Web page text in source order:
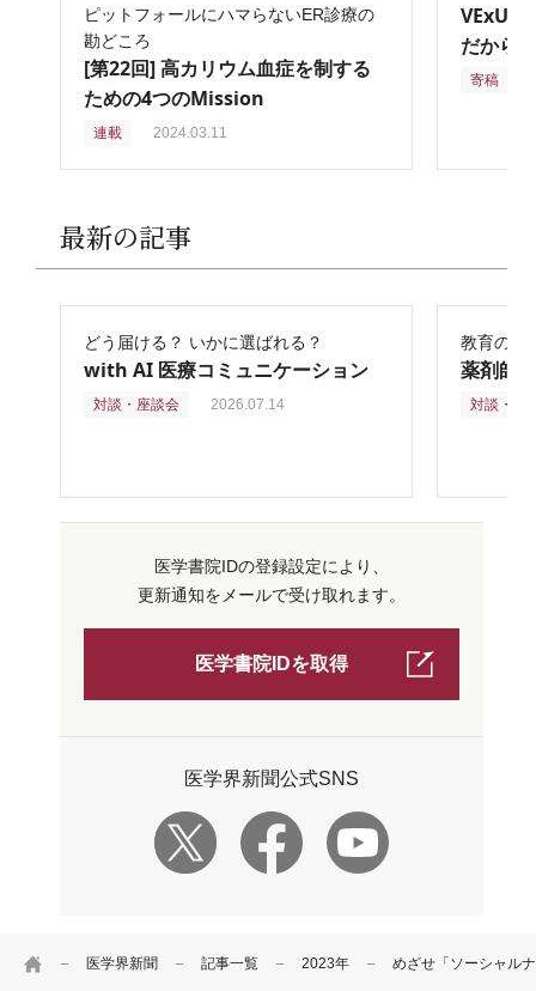
HOME 医学界新聞 記事一覧 2023年 めざせ「ソーシャル
ピットフォールにハマらないER診療の
勘どころ
[第22回] 高カリウム血症を制する
ための4つのMission
連載 2024.03.11
VExUS
だから
寄稿
最新の記事
どう届ける？ いかに選ばれる？
with AI 医療コミュニケーション
対談・座談会 2026.07.14
教育の再
薬剤師
対談・座
医学書院IDの登録設定により、
更新通知をメールで受け取れます。
医学書院IDを取得
医学界新聞公式SNS